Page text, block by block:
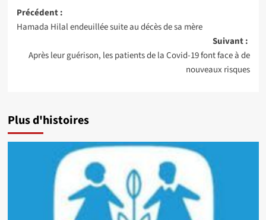
Navigation
Précédent :
Hamada Hilal endeuillée suite au décès de sa mère
Suivant :
Après leur guérison, les patients de la Covid-19 font face à de
nouveaux risques
Plus d'histoires